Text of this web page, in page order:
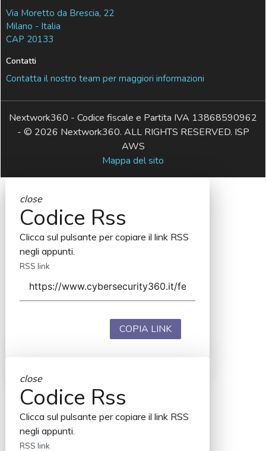
Via Moretto da Brescia, 22
Milano - Italia
CAP 20133
Contatti
Contatta il nostro team per maggiori informazioni
Nextwork360 - Codice fiscale e Partita IVA 13868590962
- © 2026 Nextwork360. ALL RIGHTS RESERVED. ISP
AWS
Mappa del sito
close
Codice Rss
Clicca sul pulsante per copiare il link RSS
negli appunti.
RSS link
COPIA LINK
close
Codice Rss
Clicca sul pulsante per copiare il link RSS
negli appunti.
RSS link